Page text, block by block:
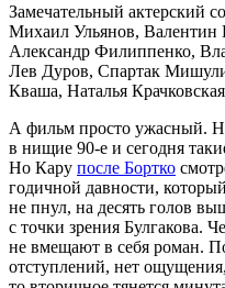
Замечательный актерский
Михаил Ульянов, Валентин
Александр Филиппенко,
Лев Дуров, Спартак
Кваша, Наталья
А фильм просто ужасный.
в нищие 90-е и сегодня
Но Кару после Бортко
годичной давности,
не пнул, на десять голов
с точки зрения Булгакова.
не вмещают в себя роман.
отступлений, нет